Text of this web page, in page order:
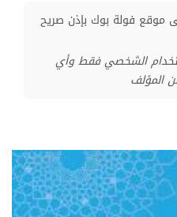
موقع فولة بوك بإذن صريح
الشخصي فقط وأي
المؤلف